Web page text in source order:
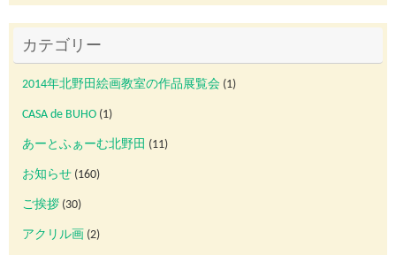
カテゴリー
2014年北野田絵画教室の作品展覧会 (1)
CASA de BUHO (1)
あーとふぁーむ北野田 (11)
お知らせ (160)
ご挨拶 (30)
アクリル画 (2)